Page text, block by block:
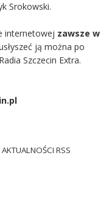
Srokowski.
internetowej zawsze w
ją można po
Szczecin Extra.
AKTUALNOŚCI RSS